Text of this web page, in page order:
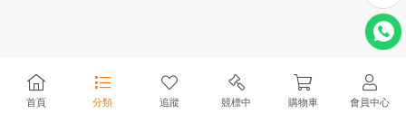
首頁 分類 追蹤 競標中 購物車 會員中心